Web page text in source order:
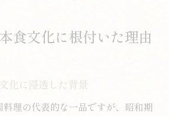
食文化に根付いた理由
化に浸透した背景
理の代表的な一品ですが、昭和期